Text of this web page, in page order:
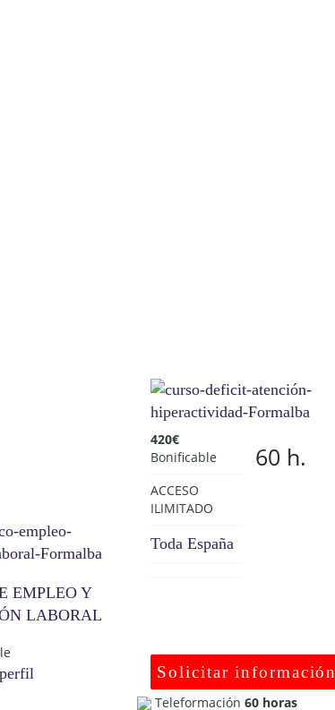
EMPLEO Y
LABORAL
420€
Bonificable
ACCESO
ILIMITADO
Toda España
60 h.
Solicitar información
Teleformación 60 horas